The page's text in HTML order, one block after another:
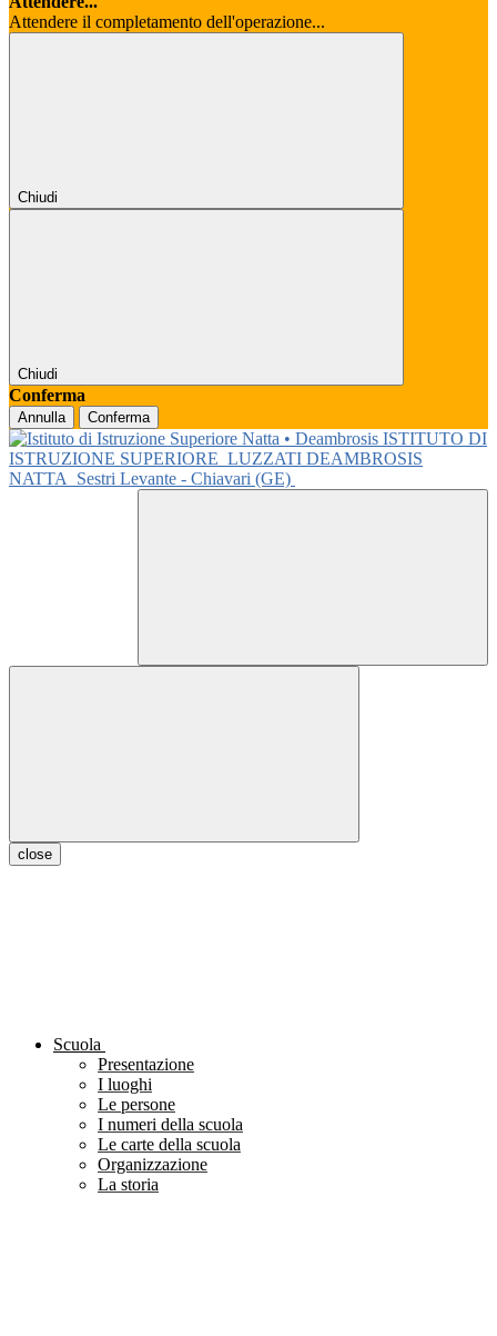
Attendere il completamento dell'operazione...
Chiudi
Chiudi
Conferma
Annulla Conferma
ISTITUTO DI
ISTRUZIONE SUPERIORE LUZZATI DEAMBROSIS
NATTA
Sestri Levante - Chiavari (GE)
close
Scuola
Presentazione
I luoghi
Le persone
I numeri della scuola
Le carte della scuola
Organizzazione
La storia